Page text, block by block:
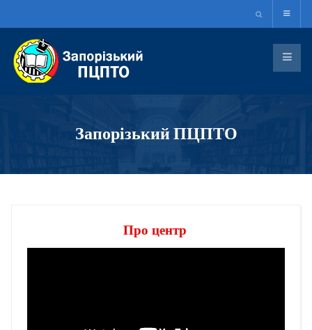
Запорізький ПЦПТО
Про центр